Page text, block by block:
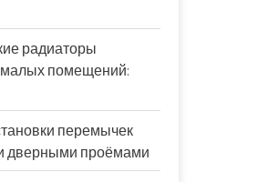
радиаторы
помещений:
перемычек
дверными проёмами